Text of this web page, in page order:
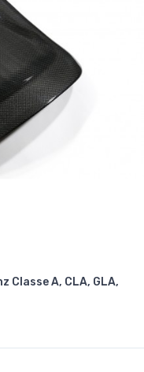
Classe A, CLA, GLA,